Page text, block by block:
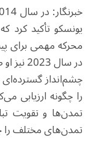
یونسکو تأکید کرد
محرکه مهمی برای
در سال
چشم‌انداز
را چگونه ارزیابی
تمدن‌ها و تقویت
تمدن‌های مختلف را